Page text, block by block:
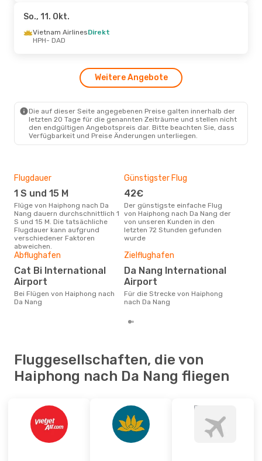
VietjetDirekt
HPH - DAD
VietjetDirekt
DAD
- HPH
So., 11. Okt.
Vietnam AirlinesDirekt
HPH- DAD
Weitere Angebote
Die auf dieser Seite angegebenen Preise galten innerhalb der
letzten 20 Tage für die genannten Zeiträume und stellen nicht
den endgültigen Angebotspreis dar. Bitte beachten Sie, dass
Verfügbarkeit und Preise Änderungen unterliegen.
Flugdauer
1 S und 15 M
Flüge von Haiphong nach Da
Nang dauern durchschnittlich 1
S und 15 M. Die tatsächliche
Flugdauer kann aufgrund
verschiedener Faktoren
abweichen.
Günstigster Flug
42€
Der günstigste einfache Flug
von Haiphong nach Da Nang der
von unseren Kunden in den
letzten 72 Stunden gefunden
wurde
Abflughafen
Cat Bi International
Airport
Bei Flügen von Haiphong nach
Da Nang
Zielflughafen
Da Nang International
Airport
Für die Strecke von Haiphong
nach Da Nang
Fluggesellschaften, die von
Haiphong nach Da Nang fliegen